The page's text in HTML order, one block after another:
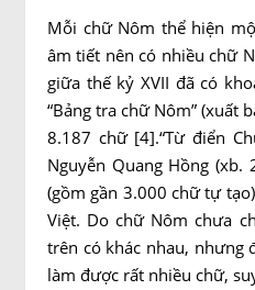
Mỗi chữ Nôm thể hiện
âm tiết nên có nhiều chữ
giữa thế kỷ XVII đã có
“Bảng tra chữ Nôm” (xuất
8.187 chữ [4].“Từ điển
Nguyễn Quang Hồng
(gồm gần 3.000 chữ tự
Việt. Do chữ Nôm chưa
trên có khác nhau, nhưng
làm được rất nhiều chữ,